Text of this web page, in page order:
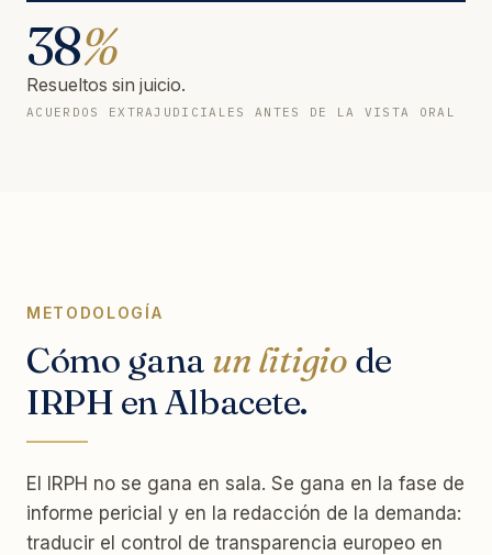
38%
Resueltos sin juicio.
ACUERDOS EXTRAJUDICIALES ANTES DE LA VISTA ORAL
METODOLOGÍA
Cómo gana un litigio de
IRPH en Albacete.
El IRPH no se gana en sala. Se gana en la fase de
informe pericial y en la redacción de la demanda:
traducir el control de transparencia europeo en